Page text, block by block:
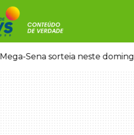
Mega-Sena sorteia neste